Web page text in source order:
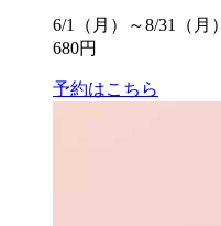
6/1（月）～8/31（月）
680円
予約はこちら